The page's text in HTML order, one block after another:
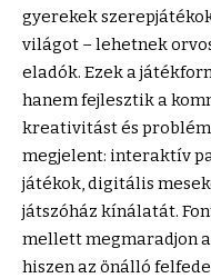
gyerekek
világot – lehetnek
eladók. Ezek a
hanem fejlesztik a
kreativitást és
megjelent: interaktív
játékok, digitális
játszóház kínálatát.
mellett megmaradjon a
hiszen az önálló